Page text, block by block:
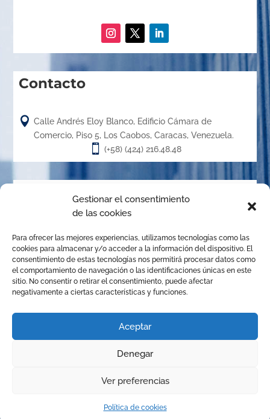
Gestionar el consentimiento
de las cookies
Para ofrecer las mejores experiencias, utilizamos tecnologías como las
cookies para almacenar y/o acceder a la información del dispositivo. El
consentimiento de estas tecnologías nos permitirá procesar datos como
el comportamiento de navegación o las identificaciones únicas en este
sitio. No consentir o retirar el consentimiento, puede afectar
negativamente a ciertas características y funciones.
Aceptar
Denegar
Ver preferencias
Política de cookies
Contacto
 Calle Andrés Eloy Blanco, Edificio Cámara de
Comercio, Piso 5, Los Caobos, Caracas, Venezuela.
 (+58) (424) 216.48.48
Acerca de
creado en el año 1.989, es un órgano de la Cámara de
Comercio, Industria y Servicios de Caracas, organizado de
conformidad con las disposiciones de la Ley de Arbitraje
Comercial para promover la solución de conflictos
cualquier otro mecanismo alternativo de solución de
reservados | Diseñado porJhonGuevara